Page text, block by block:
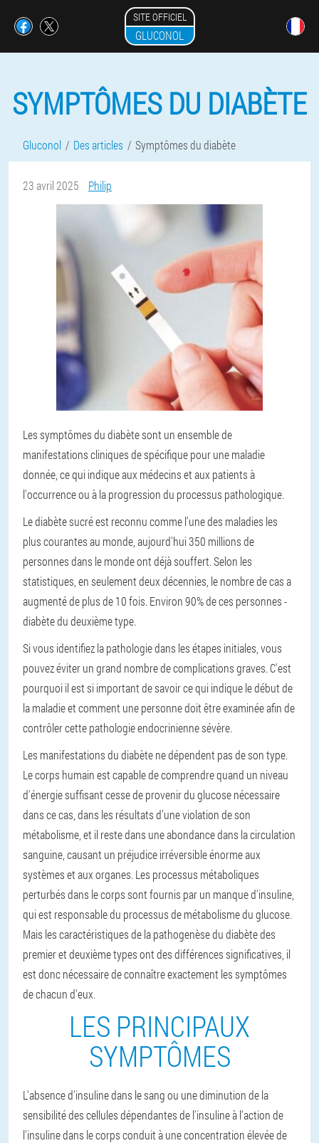
SITE OFFICIEL
GLUCONOL
SYMPTÔMES DU DIABÈTE
Gluconol Des articles Symptômes du diabète
23 avril 2025 Philip
Les symptômes du diabète sont un ensemble de
manifestations cliniques de spécifique pour une maladie
donnée, ce qui indique aux médecins et aux patients à
l'occurrence ou à la progression du processus pathologique.
Le diabète sucré est reconnu comme l'une des maladies les
plus courantes au monde, aujourd'hui 350 millions de
personnes dans le monde ont déjà souffert. Selon les
statistiques, en seulement deux décennies, le nombre de cas a
augmenté de plus de 10 fois. Environ 90% de ces personnes -
diabète du deuxième type.
Si vous identifiez la pathologie dans les étapes initiales, vous
pouvez éviter un grand nombre de complications graves. C'est
pourquoi il est si important de savoir ce qui indique le début de
la maladie et comment une personne doit être examinée afin de
contrôler cette pathologie endocrinienne sévère.
Les manifestations du diabète ne dépendent pas de son type.
Le corps humain est capable de comprendre quand un niveau
d'énergie suffisant cesse de provenir du glucose nécessaire
dans ce cas, dans les résultats d'une violation de son
métabolisme, et il reste dans une abondance dans la circulation
sanguine, causant un préjudice irréversible énorme aux
systèmes et aux organes. Les processus métaboliques
perturbés dans le corps sont fournis par un manque d'insuline,
qui est responsable du processus de métabolisme du glucose.
Mais les caractéristiques de la pathogenèse du diabète des
premier et deuxième types ont des différences significatives, il
est donc nécessaire de connaître exactement les symptômes
de chacun d'eux.
LES PRINCIPAUX
SYMPTÔMES
L'absence d'insuline dans le sang ou une diminution de la
sensibilité des cellules dépendantes de l'insuline à l'action de
l'insuline dans le corps conduit à une concentration élevée de